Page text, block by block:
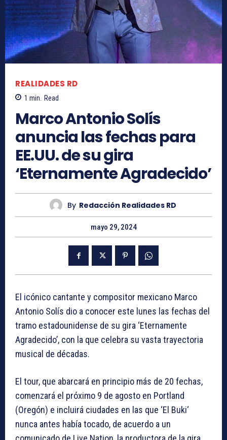
REALIDADES RD
1 min. Read
Marco Antonio Solís
anuncia las fechas para
EE.UU. de su gira
‘Eternamente Agradecido’
By Redacción Realidades RD
mayo 29, 2024
El icónico cantante y compositor mexicano Marco
Antonio Solís dio a conocer este lunes las fechas del
tramo estadounidense de su gira ‘Eternamente
Agradecido’, con la que celebra su vasta trayectoria
musical de décadas.
El tour, que abarcará en principio más de 20 fechas,
comenzará el próximo 9 de agosto en Portland
(Oregón) e incluirá ciudades en las que ‘El Buki‘
nunca antes había tocado, de acuerdo a un